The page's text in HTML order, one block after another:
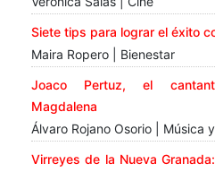
Siete tips para lograr el éxito
Maira Ropero | Bienestar
Joaco Pertuz, el
Magdalena
Álvaro Rojano Osorio | Música
Virreyes de la Nueva